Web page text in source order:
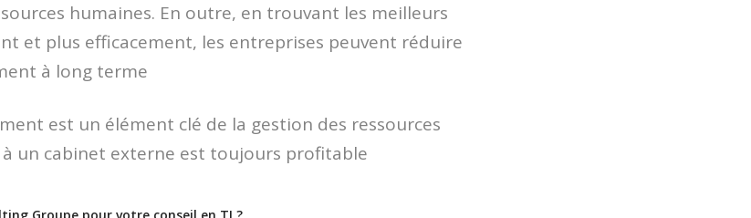
humaines. En outre, en trouvant les meilleurs
et plus efficacement, les entreprises peuvent réduire
à long terme
est un élément clé de la gestion des ressources
un cabinet externe est toujours profitable